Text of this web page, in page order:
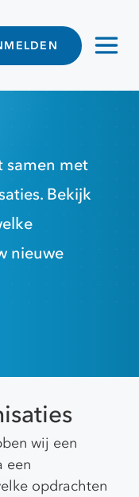
samen met
Bekijk
nieuwe
wij een
een
opdrachten